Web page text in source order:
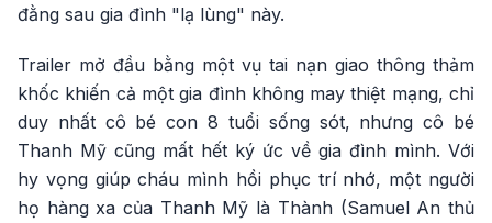
đằng sau gia đình "lạ lùng" này.
Trailer mở đầu bằng một vụ tai nạn giao thông thảm
khốc khiến cả một gia đình không may thiệt mạng, chỉ
duy nhất cô bé con 8 tuổi sống sót, nhưng cô bé
Thanh Mỹ cũng mất hết ký ức về gia đình mình. Với
hy vọng giúp cháu mình hồi phục trí nhớ, một người
họ hàng xa của Thanh Mỹ là Thành (Samuel An thủ